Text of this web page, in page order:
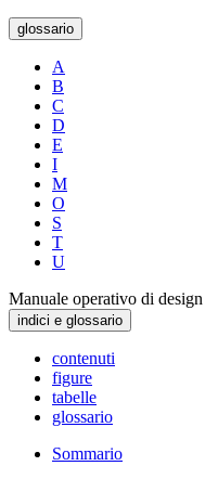
glossario
A
B
C
D
E
I
M
O
S
T
U
Manuale operativo di design
indici e glossario
contenuti
figure
tabelle
glossario
Sommario